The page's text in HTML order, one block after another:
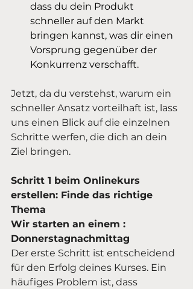
dass du dein Produkt
schneller auf den Markt
bringen kannst, was dir einen
Vorsprung gegenüber der
Konkurrenz verschafft.
Jetzt, da du verstehst, warum ein
schneller Ansatz vorteilhaft ist, lass
uns einen Blick auf die einzelnen
Schritte werfen, die dich an dein
Ziel bringen.
Schritt 1 beim Onlinekurs
erstellen: Finde das richtige
Thema
Wir starten an einem :
Donnerstagnachmittag
Der erste Schritt ist entscheidend
für den Erfolg deines Kurses. Ein
häufiges Problem ist, dass